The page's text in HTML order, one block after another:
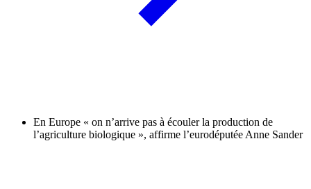
En Europe « on n’arrive pas à écouler la production de
l’agriculture biologique », affirme l’eurodéputée Anne Sander